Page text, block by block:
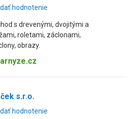
hodnotenie
s drevenými, dvojitými a
roletami, záclonami,
obrazy.
s.r.o.
hodnotenie